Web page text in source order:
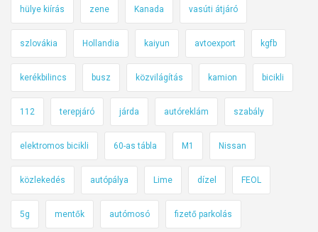
á
s
hülye kiírás zene Kanada vasúti átjáró
szlovákia Hollandia kaiyun avtoexport kgfb
kerékbilincs busz közvilágítás kamion bicikli
112 terepjáró járda autóreklám szabály
elektromos bicikli 60-as tábla M1 Nissan
közlekedés autópálya Lime dízel FEOL
5g mentők autómosó fizető parkolás